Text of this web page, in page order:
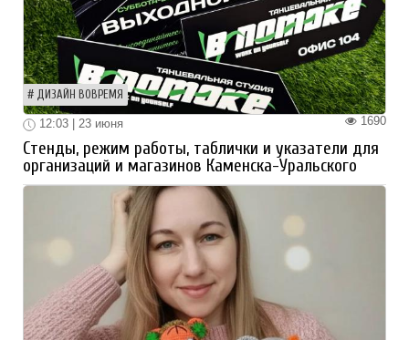
ДИЗАЙН ВОВРЕМЯ
1690
12:03 | 23 июня
Стенды, режим работы, таблички и указатели для
организаций и магазинов Каменска-Уральского